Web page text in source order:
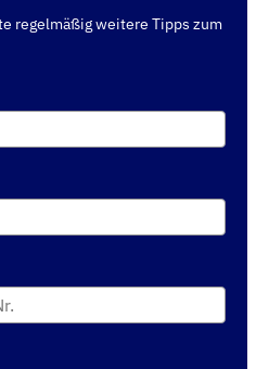
regelmäßig weitere Tipps zum